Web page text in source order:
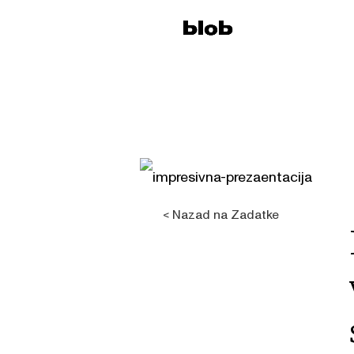
IMPRESIVNA PREZENTACIJA/
< Nazad na Zadatke